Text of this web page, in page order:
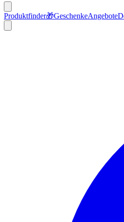
Produktfinder🎁GeschenkeAngebote